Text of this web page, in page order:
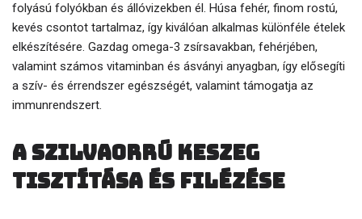
folyású folyókban és állóvizekben él. Húsa fehér, finom rostú,
kevés csontot tartalmaz, így kiválóan alkalmas különféle ételek
elkészítésére. Gazdag omega-3 zsírsavakban, fehérjében,
valamint számos vitaminban és ásványi anyagban, így elősegíti
a szív- és érrendszer egészségét, valamint támogatja az
immunrendszert.
A Szilvaorrú keszeg
tisztítása és filézése